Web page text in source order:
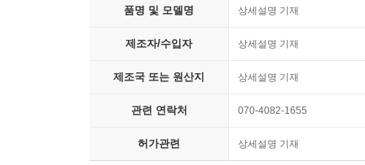
품명 및 모델명 상세설명 기재
제조자/수입자 상세설명 기재
제조국 또는 원산지 상세설명 기재
관련 연락처 070-4082-1655
허가관련 상세설명 기재